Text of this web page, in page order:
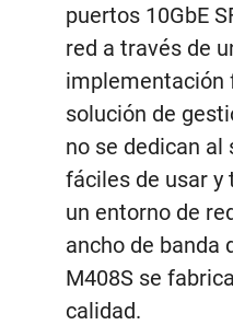
puertos 10GbE
red a través de
implementación
solución de
no se dedican
fáciles de usar y
un entorno de
ancho de banda
M408S se
calidad.